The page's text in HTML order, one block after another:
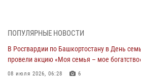
Башкортостана ответил на вопросы граждан
30 июля 2026, 12:54
ПОПУЛЯРНЫЕ НОВОСТИ
В Росгвардии по Башкортостану в День
провели акцию «Моя семья – мое
08 июля 2026, 06:28 6